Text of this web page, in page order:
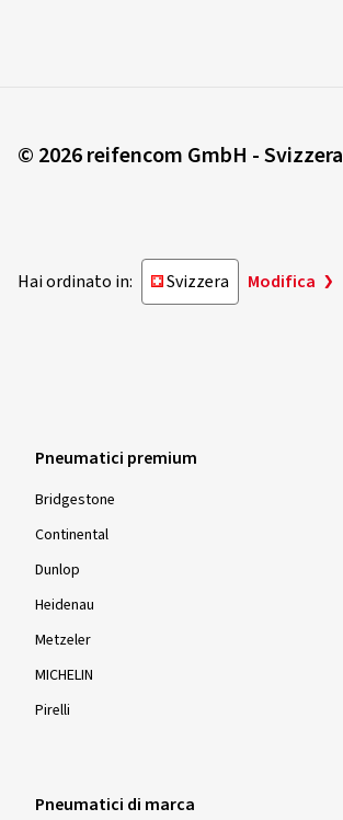
© 2026 reifencom GmbH - Svizzera
Hai ordinato in: Svizzera Modifica
Pneumatici premium
Bridgestone
Continental
Dunlop
Heidenau
Metzeler
MICHELIN
Pirelli
Pneumatici di marca